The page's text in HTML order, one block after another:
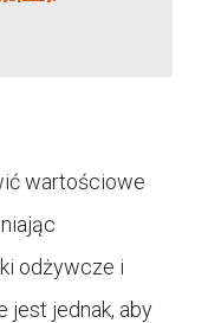
wartościowe
odżywcze i
jest jednak, aby